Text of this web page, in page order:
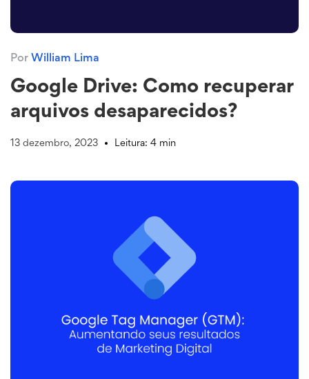
Por William Lima
Google Drive: Como recuperar
arquivos desaparecidos?
13 dezembro, 2023 Leitura: 4 min